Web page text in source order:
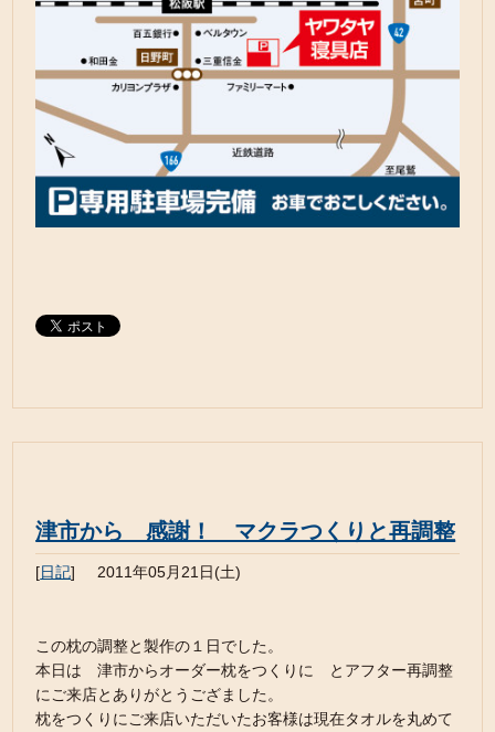
津市から 感謝！ マクラつくりと再調整
[日記] 2011年05月21日(土)
この枕の調整と製作の１日でした。
本日は 津市からオーダー枕をつくりに とアフター再調整
にご来店とありがとうござました。
枕をつくりにご来店いただいたお客様は現在タオルを丸めて